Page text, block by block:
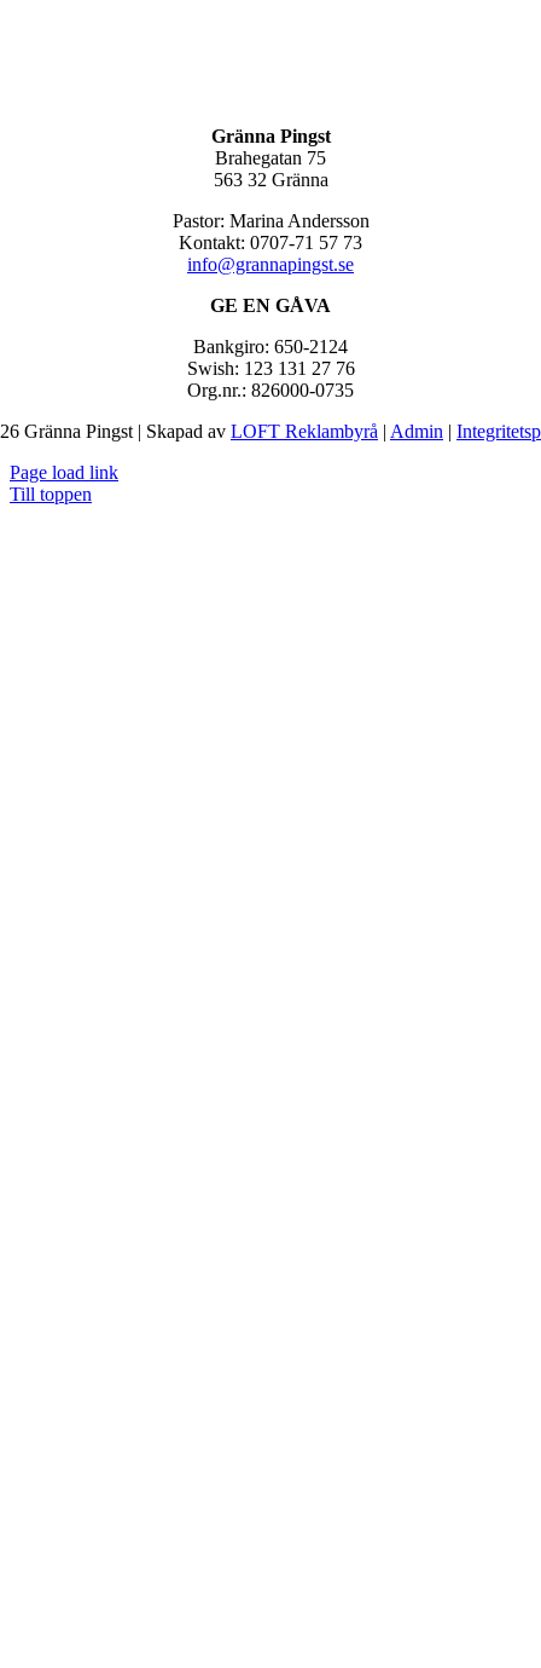
Gränna Pingst
Brahegatan 75
563 32 Gränna
Pastor: Marina Andersson
Kontakt: 0707-71 57 73
info@grannapingst.se
GE EN GÅVA
Bankgiro: 650-2124
Swish: 123 131 27 76
Org.nr.: 826000-0735
Gränna Pingst | Skapad av LOFT Reklambyrå | Admin |
Page load link
Till toppen